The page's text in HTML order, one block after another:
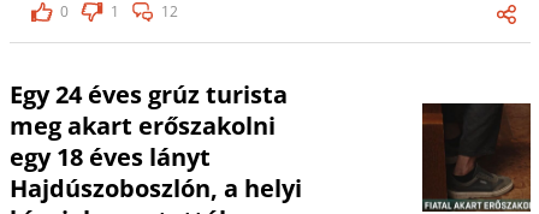
0
1 12
Egy 24 éves grúz turista
meg akart erőszakolni
egy 18 éves lányt
Hajdúszoboszlón, a helyi